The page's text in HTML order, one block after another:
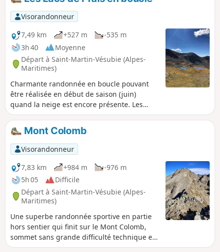
son panorama complet sur la haute Vésubie ainsi que sur
les grandes cimes neigeuses de l’Oisans, avant d'atteindre
le site des Lacs de Prals.
Visorandonneur
7,49 km
+527 m
-535 m
3h 40
Moyenne
Départ à Saint-Martin-Vésubie (Alpes-
Maritimes)
Charmante randonnée en boucle pouvant
être réalisée en début de saison (juin)
quand la neige est encore présente. Les
chamois sont très souvent au rendez-vous
(tôt le matin). La zone des lacs est très
agréable et offre de nombreux choix et vues
pour pique-niquer.
Mont Colomb
Visorandonneur
7,83 km
+984 m
-976 m
5h 05
Difficile
Départ à Saint-Martin-Vésubie (Alpes-
Maritimes)
Une superbe randonnée sportive en partie
hors sentier qui finit sur le Mont Colomb,
sommet sans grande difficulté technique et
offrant une vue panoramique sur le Gelas,